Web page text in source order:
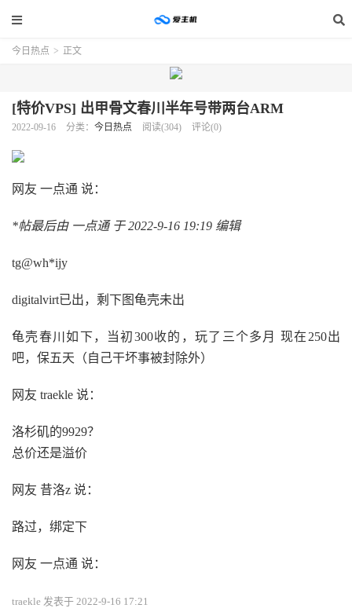
今日热点 > 正文
[特价VPS] 出甲骨文春川半年号带两台ARM
2022-09-16 分类： 今日热点 阅读(304) 评论(0)
网友 一点通 说：
*帖最后由 一点通 于 2022-9-16 19:19 编辑
tg@wh*ijy
digitalvirt已出，剩下图龟壳未出
龟壳春川如下，当初300收的，玩了三个多月 现在250出
吧，保五天（自己干坏事被封除外）
网友 traekle 说：
洛杉矶的9929？
总价还是溢价
网友 昔洛z 说：
路过，绑定下
网友 一点通 说：
traekle 发表于 2022-9-16 17:21